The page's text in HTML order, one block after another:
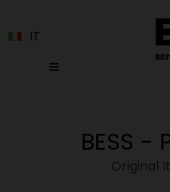
IT
BESS -
Original